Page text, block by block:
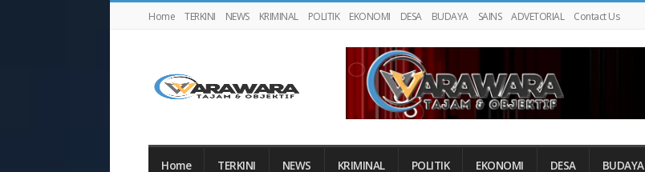
Home TERKINI NEWS KRIMINAL POLITIK EKONOMI DESA BUDAYA SAINS ADVETORIAL Contact Us
Home TERKINI NEWS KRIMINAL POLITIK EKONOMI DESA BUDAYA